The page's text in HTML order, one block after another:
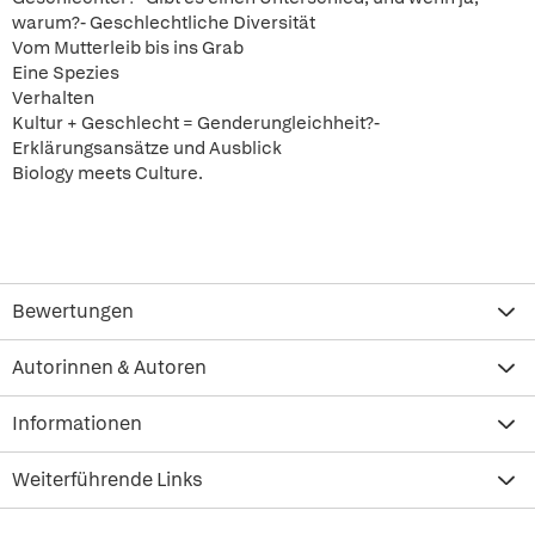
warum?- Geschlechtliche Diversität
Vom Mutterleib bis ins Grab
Eine Spezies
Verhalten
Kultur + Geschlecht = Genderungleichheit?-
Erklärungsansätze und Ausblick
Biology meets Culture.
Bewertungen
Autorinnen & Autoren
Informationen
Weiterführende Links